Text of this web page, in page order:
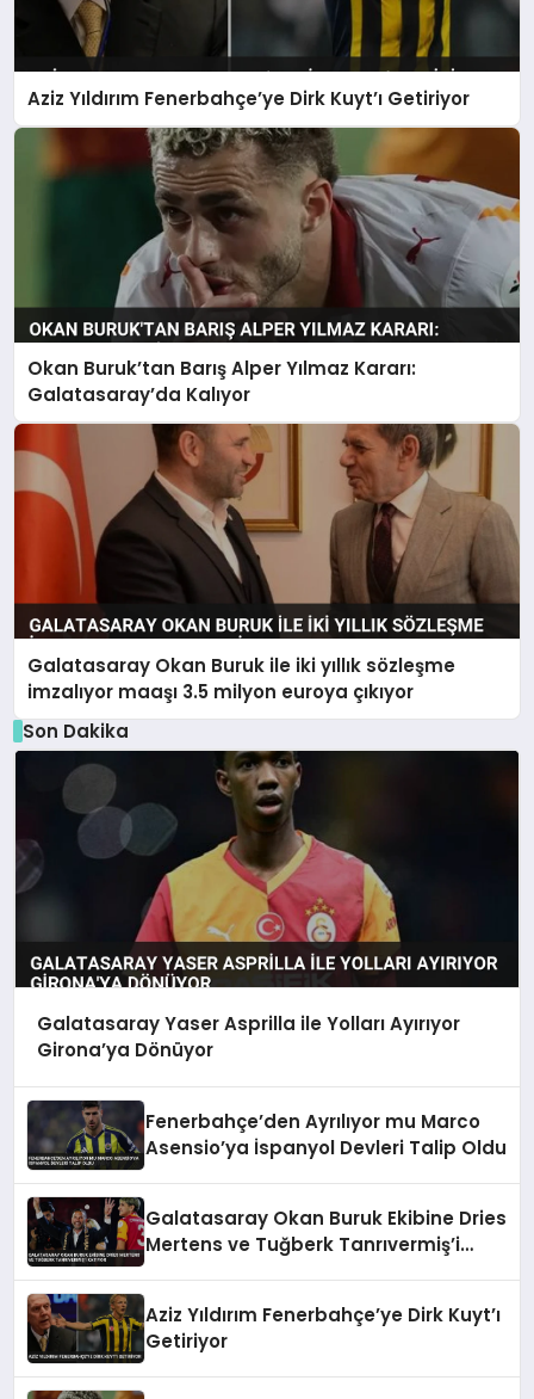
Aziz Yıldırım Fenerbahçe’ye Dirk Kuyt’ı Getiriyor
Okan Buruk’tan Barış Alper Yılmaz Kararı:
Galatasaray’da Kalıyor
Galatasaray Okan Buruk ile iki yıllık sözleşme
imzalıyor maaşı 3.5 milyon euroya çıkıyor
Son Dakika
Galatasaray Yaser Asprilla ile Yolları Ayırıyor
Girona’ya Dönüyor
Fenerbahçe’den Ayrılıyor mu Marco
Asensio’ya İspanyol Devleri Talip Oldu
Galatasaray Okan Buruk Ekibine Dries
Mertens ve Tuğberk Tanrıvermiş’i
Aziz Yıldırım Fenerbahçe’ye Dirk Kuyt’ı
Getiriyor